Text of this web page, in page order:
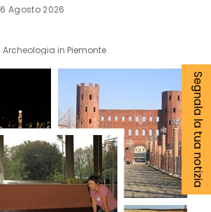
6 Agosto 2026
Archeologia in Piemonte
Segnala la tua notizia